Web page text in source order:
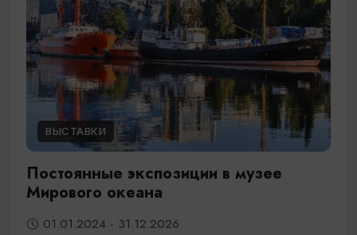
ВЫСТАВКИ
Постоянные экспозиции в музее
Мирового океана
01.01.2024 - 31.12.2026